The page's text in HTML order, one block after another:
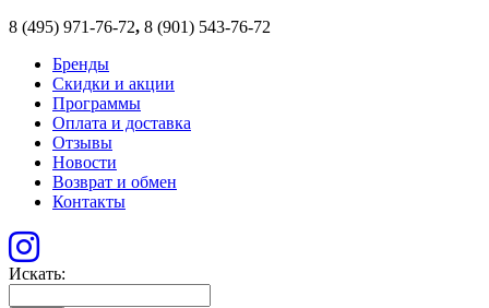
8 (495) 971-76-72, 8 (901) 543-76-72
Бренды
Скидки и акции
Программы
Оплата и доставка
Отзывы
Новости
Возврат и обмен
Контакты
Искать: